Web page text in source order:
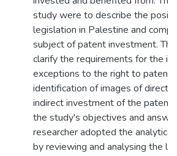
study were to describe the
legislation in Palestine and
subject of patent investment.
clarify the requirements for the
exceptions to the right to patent,
identification of images of direct
indirect investment of the patent.
the study's objectives and
researcher adopted the
by reviewing and analysing the